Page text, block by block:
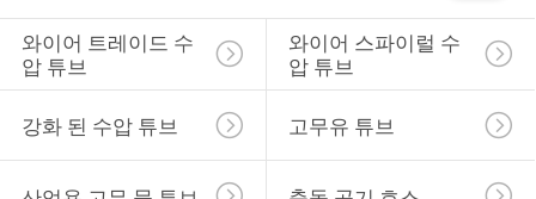
와이어 트레이드 수
압 튜브
와이어 스파이럴 수
압 튜브
강화 된 수압 튜브 고무유 튜브